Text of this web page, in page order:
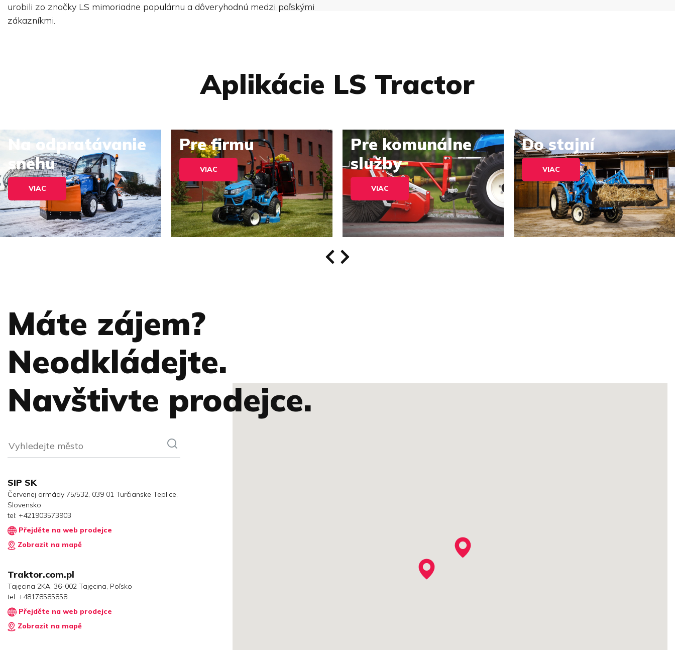
urobili zo značky LS mimoriadne populárnu a dôveryhodnú medzi poľskými
zákazníkmi.
Aplikácie LS Tractor
Na odpratávanie
snehu
VIAC
Pre firmu
VIAC
Pre komunálne
služby
VIAC
Do stajní
VIAC
Máte zájem?
Neodkládejte.
Navštivte prodejce.
SIP SK
Červenej armády 75/532, 039 01 Turčianske Teplice,
Slovensko
tel: +421903573903
Přejděte na web prodejce
Zobrazit na mapě
Traktor.com.pl
Tajęcina 2KA, 36-002 Tajęcina, Poľsko
tel: +48178585858
Přejděte na web prodejce
Zobrazit na mapě